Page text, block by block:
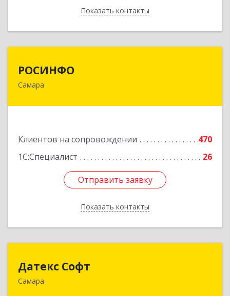
Показать контакты
Назад
РОСИНФО
Самара
Клиентов на сопровождении
470
1С:Специалист
26
Отправить заявку
Показать контакты
443069, Самарская обл, Самара г, Авроры ул,
Отправить заявку
Назад
Датекс Софт
Самара
443070, Самарская обл, Самара г, Партизанская